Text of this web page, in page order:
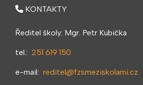
KONTAKTY
Ředitel školy: Mgr. Petr Kubička
tel.: 251 619 150
e-mail: reditel@fzsmeziskolami.cz